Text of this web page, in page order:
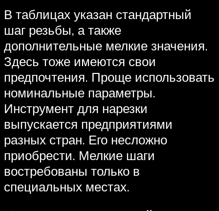
В таблицах указан стандартный
шаг резьбы, а также
дополнительные мелкие значения.
Здесь тоже имеются свои
предпочтения. Проще использовать
номинальные параметры.
Инструмент для нарезки
выпускается предприятиями
разных стран. Его несложно
приобрести. Мелкие шаги
востребованы только в
специальных местах.